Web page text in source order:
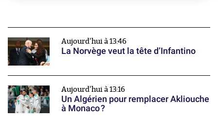
Aujourd'hui à 13:46
La Norvège veut la tête d’Infantino
Aujourd'hui à 13:16
Un Algérien pour remplacer Akliouche
à Monaco ?